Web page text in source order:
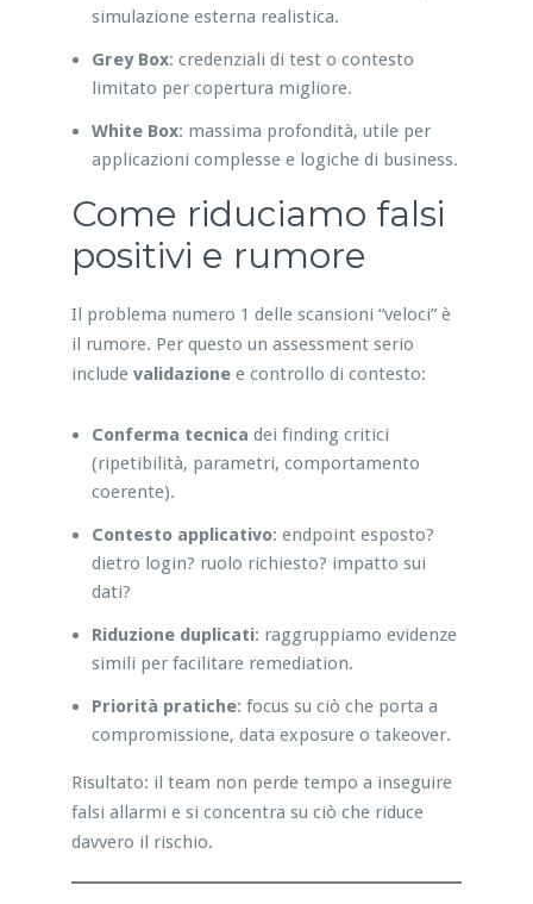
simulazione esterna realistica.
Grey Box: credenziali di test o contesto
limitato per copertura migliore.
White Box: massima profondità, utile per
applicazioni complesse e logiche di business.
Come riduciamo falsi
positivi e rumore
Il problema numero 1 delle scansioni “veloci” è
il rumore. Per questo un assessment serio
include validazionee controllo di contesto:
Conferma tecnica dei finding critici
(ripetibilità, parametri, comportamento
coerente).
Contesto applicativo: endpoint esposto?
dietro login? ruolo richiesto? impatto sui
dati?
Riduzione duplicati: raggruppiamo evidenze
simili per facilitare remediation.
Priorità pratiche: focus su ciò che porta a
compromissione, data exposure o takeover.
Risultato: il team non perde tempo a inseguire
falsi allarmi e si concentra su ciò che riduce
davvero il rischio.